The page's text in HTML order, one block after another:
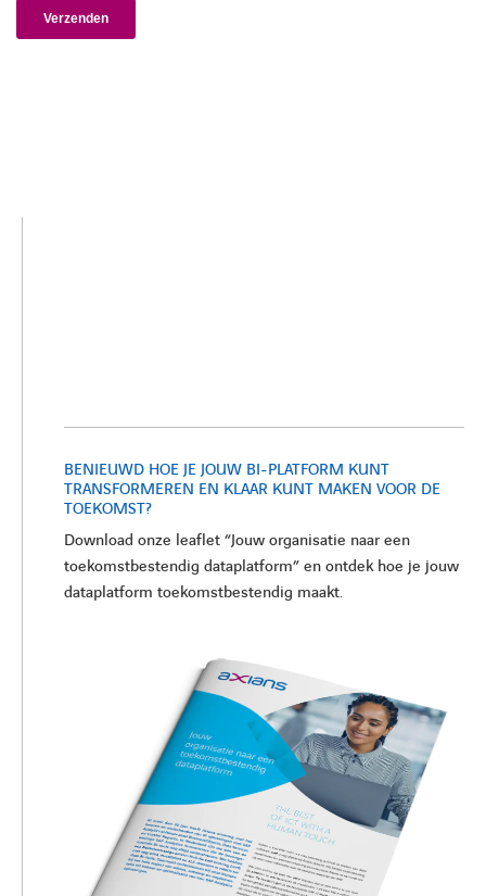
BENIEUWD HOE JE JOUW BI-PLATFORM KUNT
TRANSFORMEREN EN KLAAR KUNT MAKEN VOOR DE
TOEKOMST?
Download onze leaflet “Jouw organisatie naar een
toekomstbestendig dataplatform” en ontdek hoe je jouw
dataplatform toekomstbestendig maakt.